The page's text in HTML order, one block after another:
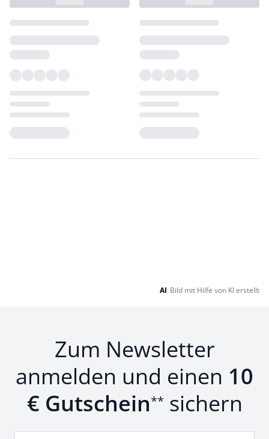
AI Bild mit Hilfe von KI erstellt
Zum Newsletter
anmelden und einen 10
€ Gutschein** sichern